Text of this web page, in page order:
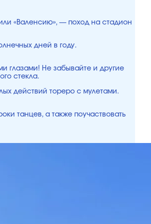
«Валенсию», — поход на стадион
дней в году.
глазами! Не забывайте и другие
стекла.
действий тореро с мулетами.
танцев, а также поучаствовать